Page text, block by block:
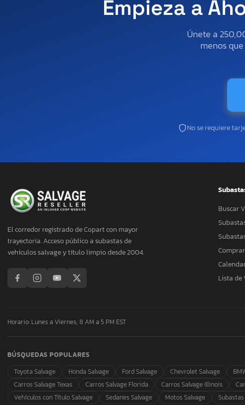
Empieza a
Únete a
menos
No se requiere
El corredor registrado de Copart con mayor
trayectoria. Acceso público a subastas de
vehículos salvage y título limpio desde 2004.
Buscar
Lista de
Horario: Lunes a Viernes, 8 AM a 5 PM EST
BÚSQUEDAS POPULARES
Toyota Salvage
Honda Salvage Ford Salvage Chevrolet Salvage
Carros Salvage Texas
Carros Salvage Florida Carros Salvage Illinois
Vehículos con Título Salvage
Sedanes Salvage Motos Salvage